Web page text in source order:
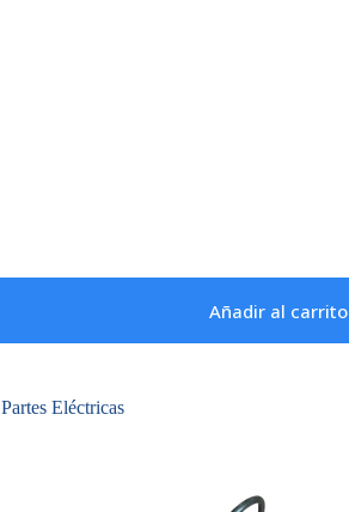
Añadir al carrito
Partes Eléctricas